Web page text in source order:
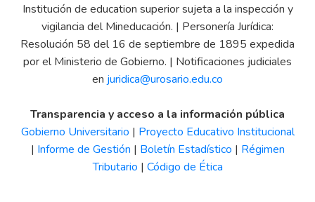
Institución de education superior sujeta a la inspección y
vigilancia del Mineducación. | Personería Jurídica:
Resolución 58 del 16 de septiembre de 1895 expedida
por el Ministerio de Gobierno. | Notificaciones judiciales
en juridica@urosario.edu.co
Transparencia y acceso a la información pública
Gobierno Universitario | Proyecto Educativo Institucional
| Informe de Gestión | Boletín Estadístico | Régimen
Tributario | Código de Ética